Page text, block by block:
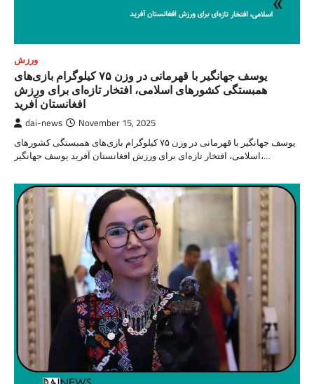
ورزش
یوسف جهانگیر با قهرمانی در وزن ۷۵ کیلوگرام بازی‌های
همبستگی کشورهای اسلامی، افتخار تازه‌ای برای ورزش
افغانستان آفرید
dai-news November 15, 2025
یوسف جهانگیر با قهرمانی در وزن ۷۵ کیلوگرام بازی‌های همبستگی کشورهای
اسلامی، افتخار تازه‌ای برای ورزش افغانستان آفرید یوسف جهانگیر،…